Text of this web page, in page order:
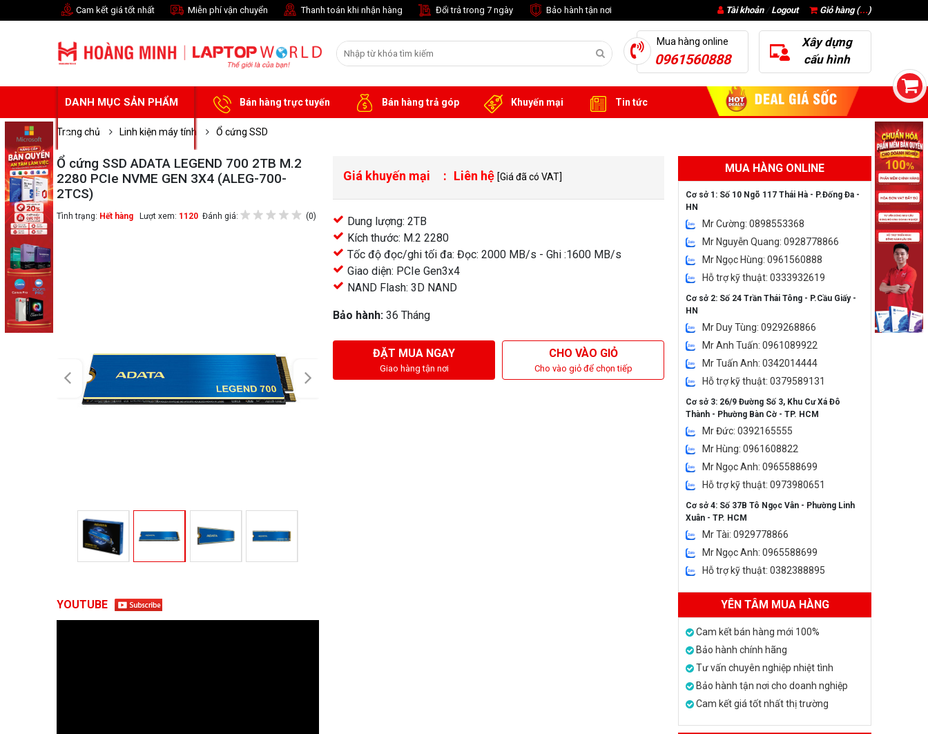
Cam kết giá tốt nhất Miễn phí vận chuyển Thanh toán khi nhận hàng Đổi trả trong 7 ngày Bảo hành tận nơi Giỏ hàng (...)
Tài khoản/ Logout
Mua hàng online
0961560888
Xây dựng
cấu hình
DANH MỤC SẢN PHẨM Bán hàng trực tuyến Bán hàng trả góp Khuyến mại Tin tức
Trang chủ Linh kiện máy tính Ổ cứng SSD
Ổ cứng SSD ADATA LEGEND 700 2TB M.2
2280 PCIe NVME GEN 3X4 (ALEG-700-
2TCS)
Tình trạng: Hết hàng Lượt xem: 1120 Đánh giá: (0)
YOUTUBE
Giá khuyến mại Liên hệ [Giá đã có VAT]
Dung lượng: 2TB
Kích thước: M.2 2280
Tốc độ đọc/ghi tối đa: Đọc: 2000 MB/s - Ghi :1600 MB/s
Giao diện: PCIe Gen3x4
NAND Flash: 3D NAND
Bảo hành: 36 Tháng
ĐẶT MUA NGAY
Giao hàng tận nơi
CHO VÀO GIỎ
Cho vào giỏ để chọn tiếp
MUA HÀNG ONLINE
Cơ sở 1: Số 10 Ngõ 117 Thái Hà - P.Đống Đa -
HN
Mr Cường: 0898553368
Mr Nguyễn Quang: 0928778866
Mr Ngọc Hùng: 0961560888
Hỗ trợ kỹ thuật: 0333932619
Cơ sở 2: Số 24 Trần Thái Tông - P.Cầu Giấy -
HN
Mr Duy Tùng: 0929268866
Mr Anh Tuấn: 0961089922
Mr Tuấn Anh: 0342014444
Hỗ trợ kỹ thuật: 0379589131
Cơ sở 3: 26/9 Đường Số 3, Khu Cư Xá Đô
Thành - Phường Bàn Cờ - TP. HCM
Mr Đức: 0392165555
Mr Hùng: 0961608822
Mr Ngọc Anh: 0965588699
Hỗ trợ kỹ thuật: 0973980651
Cơ sở 4: Số 37B Tô Ngọc Vân - Phường Linh
Xuân - TP. HCM
Mr Tài: 0929778866
Mr Ngọc Anh: 0965588699
Hỗ trợ kỹ thuật: 0382388895
YÊN TÂM MUA HÀNG
Cam kết bán hàng mới 100%
Bảo hành chính hãng
Tư vấn chuyên nghiệp nhiệt tình
Bảo hành tận nơi cho doanh nghiệp
Cam kết giá tốt nhất thị trường